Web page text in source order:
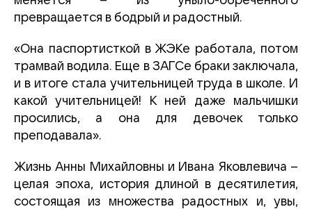
превращается в бодрый и радостный.
«Она паспортисткой в ЖЭКе работала, потом
трамвай водила. Еще в ЗАГСе браки заключала,
и в итоге стала учительницей труда в школе. И
какой учительницей! К ней даже мальчишки
просились, а она для девочек только
преподавала».
Жизнь Анны Михайловны и Ивана Яковлевича –
целая эпоха, история длиной в десятилетия,
состоящая из множества радостных и, увы,